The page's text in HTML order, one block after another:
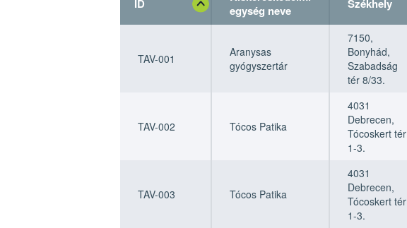
ID
egység neve
Székhely
egység neve
Székhely
egység neve
Székhely
TAV-001
Aranysas
gyógyszertár
7150,
Bonyhád,
Szabadság
tér 8/33.
TAV-002 Tócos Patika
4031
Debrecen,
Tócoskert tér
1-3.
TAV-003 Tócos Patika
4031
Debrecen,
Tócoskert tér
1-3.